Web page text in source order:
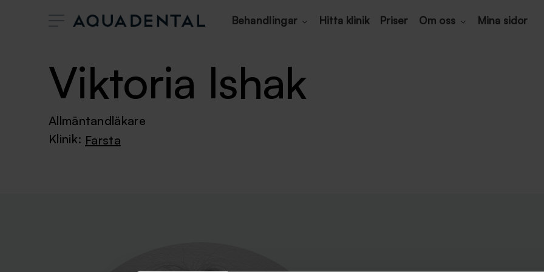
Behandlingar Hitta klinik Priser Om oss Mina sidor
Viktoria Ishak
Allmäntandläkare
Klinik: Farsta